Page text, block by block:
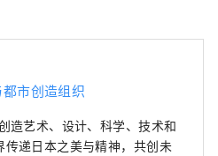
市创造组织
造艺术、设计、科学、技术和
递日本之美与精神，共创未